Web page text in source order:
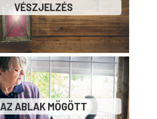
VÉSZJELZÉS
AZ ABLAK MÖGÖTT